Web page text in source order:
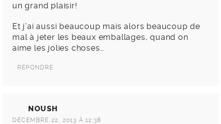
un grand plaisir!
Et j’ai aussi beaucoup mais alors beaucoup de
mal à jeter les beaux emballages, quand on
aime les jolies choses…
RÉPONDRE
NOUSH
DÉCEMBRE 22, 2013 À 12:38